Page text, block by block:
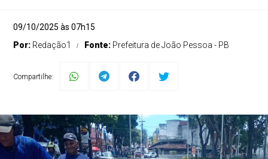
09/10/2025 às 07h15
Por: Redação1 Fonte: Prefeitura de João Pessoa - PB
Compartilhe: